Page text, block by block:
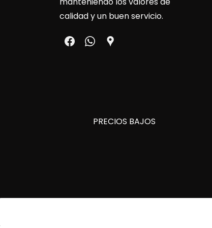
calidad y un buen servicio.
PRECIOS BAJOS